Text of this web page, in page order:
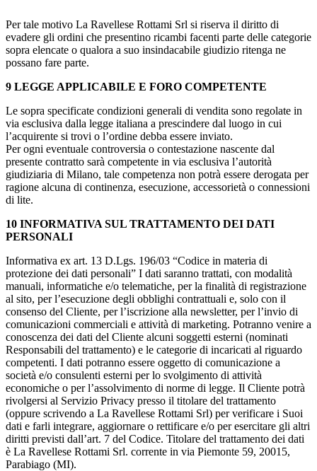
Per tale motivo La Ravellese Rottami Srl si riserva il diritto di
evadere gli ordini che presentino ricambi facenti parte delle categorie
sopra elencate o qualora a suo insindacabile giudizio ritenga ne
possano fare parte.
9 LEGGE APPLICABILE E FORO COMPETENTE
Le sopra specificate condizioni generali di vendita sono regolate in
via esclusiva dalla legge italiana a prescindere dal luogo in cui
l’acquirente si trovi o l’ordine debba essere inviato.
Per ogni eventuale controversia o contestazione nascente dal
presente contratto sarà competente in via esclusiva l’autorità
giudiziaria di Milano, tale competenza non potrà essere derogata per
ragione alcuna di continenza, esecuzione, accessorietà o connessioni
di lite.
10 INFORMATIVA SUL TRATTAMENTO DEI DATI
PERSONALI
Informativa ex art. 13 D.Lgs. 196/03 “Codice in materia di
protezione dei dati personali” I dati saranno trattati, con modalità
manuali, informatiche e/o telematiche, per la finalità di registrazione
al sito, per l’esecuzione degli obblighi contrattuali e, solo con il
consenso del Cliente, per l’iscrizione alla newsletter, per l’invio di
comunicazioni commerciali e attività di marketing. Potranno venire a
conoscenza dei dati del Cliente alcuni soggetti esterni (nominati
Responsabili del trattamento) e le categorie di incaricati al riguardo
competenti. I dati potranno essere oggetto di comunicazione a
società e/o consulenti esterni per lo svolgimento di attività
economiche o per l’assolvimento di norme di legge. Il Cliente potrà
rivolgersi al Servizio Privacy presso il titolare del trattamento
(oppure scrivendo a La Ravellese Rottami Srl) per verificare i Suoi
dati e farli integrare, aggiornare o rettificare e/o per esercitare gli altri
diritti previsti dall’art. 7 del Codice. Titolare del trattamento dei dati
è La Ravellese Rottami Srl. corrente in via Piemonte 59, 20015,
Parabiago (MI).